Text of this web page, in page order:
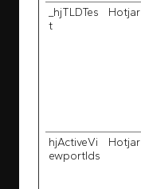
_hjTLDTes
t
Hotjar
hjActiveVi
ewportIds
Hotjar